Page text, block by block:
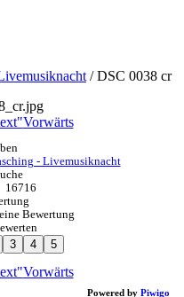
/DSC 0038 cr
Vorwärts
- Livemusiknacht
16716
Bewertung
Vorwärts
Powered by Piwigo